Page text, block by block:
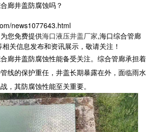
廊井盖防腐蚀吗？
news1077643.html
您免费提供海口液压井盖厂家,海口综合管廊
关信息发布和资讯展示，敬请关注！
廊井盖防腐蚀性能备受关注。综合管廊承担着
线的保护重任，井盖长期暴露在外，面临雨水
，其防腐蚀性能至关重要。